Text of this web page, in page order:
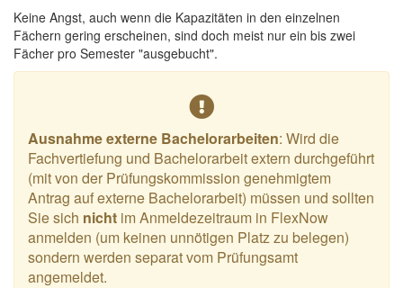
Keine Angst, auch wenn die Kapazitäten in den einzelnen
Fächern gering erscheinen, sind doch meist nur ein bis zwei
Fächer pro Semester "ausgebucht".
Ausnahme externe Bachelorarbeiten: Wird die
Fachvertiefung und Bachelorarbeit extern durchgeführt
(mit von der Prüfungskommission genehmigtem
Antrag auf externe Bachelorarbeit) müssen und sollten
Sie sich nicht im Anmeldezeitraum in FlexNow
anmelden (um keinen unnötigen Platz zu belegen)
sondern werden separat vom Prüfungsamt
angemeldet.